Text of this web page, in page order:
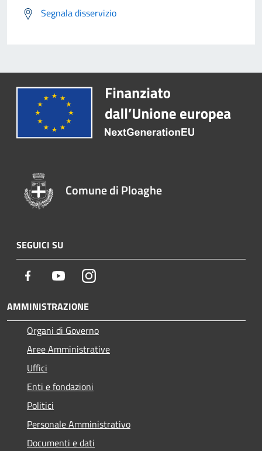
Segnala disservizio
Comune di Ploaghe
SEGUICI SU
Facebook YoutubeInstagram
AMMINISTRAZIONE
Organi di Governo
Aree Amministrative
Uffici
Enti e fondazioni
Politici
Personale Amministrativo
Documenti e dati